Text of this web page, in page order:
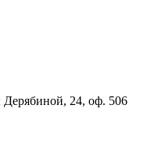
Дерябиной, 24, оф. 506